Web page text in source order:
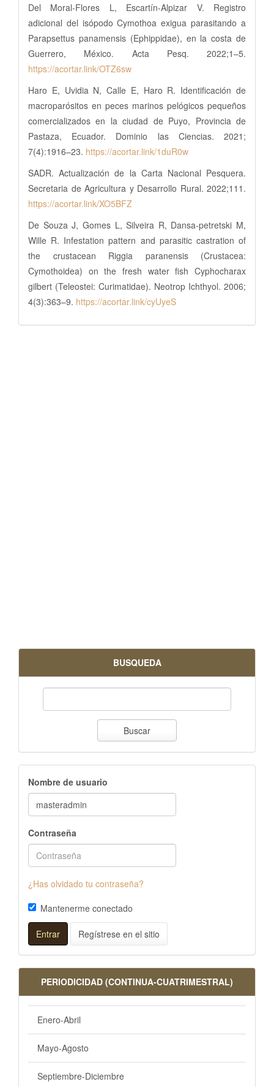
Del Moral-Flores L, Escartín-Alpizar V. Registro
adicional del isópodo Cymothoa exigua parasitando a
Parapsettus panamensis (Ephippidae), en la costa de
Guerrero, México. Acta Pesq. 2022;1–5.
https://acortar.link/OTZ6sw
Haro E, Uvidia N, Calle E, Haro R. Identificación de
macroparósitos en peces marinos pelógicos pequeños
comercializados en la ciudad de Puyo, Provincia de
Pastaza, Ecuador. Dominio las Ciencias. 2021;
7(4):1916–23. https://acortar.link/1duR0w
SADR. Actualización de la Carta Nacional Pesquera.
Secretaria de Agricultura y Desarrollo Rural. 2022;111.
https://acortar.link/XO5BFZ
De Souza J, Gomes L, Silveira R, Dansa-petretski M,
Wille R. Infestation pattern and parasitic castration of
the crustacean Riggia paranensis (Crustacea:
Cymothoidea) on the fresh water fish Cyphocharax
gilbert (Teleostei: Curimatidae). Neotrop Ichthyol. 2006;
4(3):363–9. https://acortar.link/cyUyeS
BUSQUEDA
Buscar
Nombre de usuario
Contraseña
¿Has olvidado tu contraseña?
Mantenerme conectado
Entrar Regístrese en el sitio
PERIODICIDAD (CONTINUA-CUATRIMESTRAL)
Enero-Abril
Mayo-Agosto
Septiembre-Diciembre